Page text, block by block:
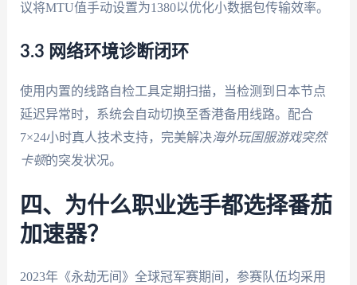
议将MTU值手动设置为1380以优化小数据包传输效率。
3.3 网络环境诊断闭环
使用内置的线路自检工具定期扫描，当检测到日本节点
延迟异常时，系统会自动切换至香港备用线路。配合
7×24小时真人技术支持，完美解决海外玩国服游戏突然
卡顿的突发状况。
四、为什么职业选手都选择番茄
加速器？
2023年《永劫无间》全球冠军赛期间，参赛队伍均采用